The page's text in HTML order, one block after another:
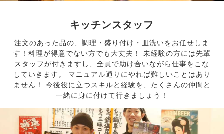
キッチンスタッフ
注文のあった品の、調理・盛り付け・皿洗いをお任せしま
す！料理が得意でない方でも大丈夫！ 未経験の方には先輩
スタッフが付きますし、全員で助け合いながら仕事をこな
していきます。 マニュアル通りにやれば難しいことはあり
ません！ 今後役に立つスキルと経験を、たくさんの仲間と
一緒に身に付けて行きましょう！